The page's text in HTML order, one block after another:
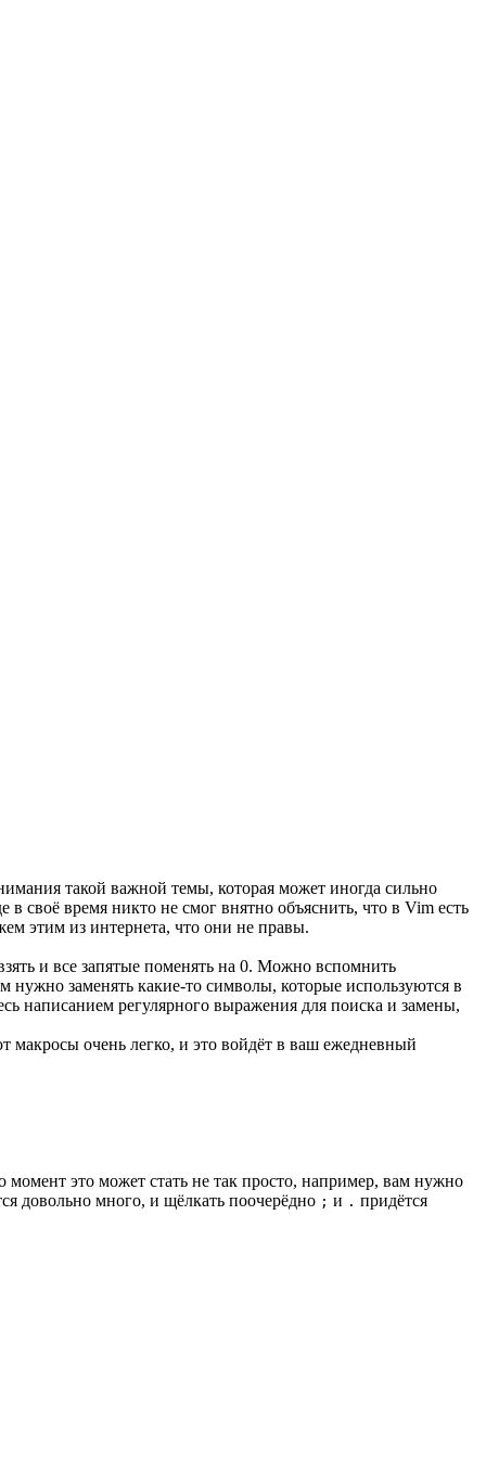
такой важной темы, которая может иногда сильно
в своё время никто не смог внятно объяснить, что в Vim есть
этим из интернета, что они не правы.
и все запятые поменять на 0. Можно вспомнить
нужно заменять какие-то символы, которые используются в
написанием регулярного выражения для поиска и замены,
макросы очень легко, и это войдёт в ваш ежедневный
это может стать не так просто, например, вам нужно
довольно много, и щёлкать поочерёдно ; и . придётся